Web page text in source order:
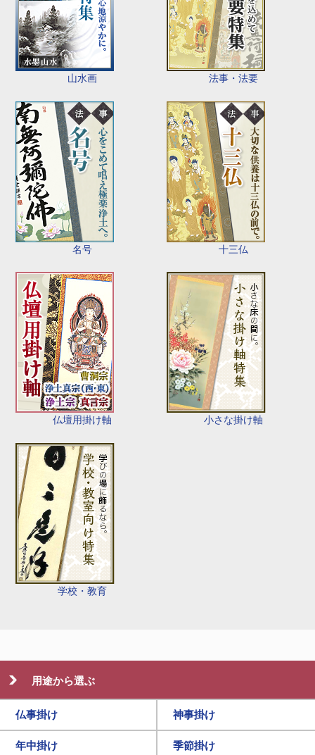
山水画 法事・法要
名号 十三仏
仏壇用掛け軸 小さな掛け軸
学校・教育
用途から選ぶ
仏事掛け 神事掛け
年中掛け 季節掛け